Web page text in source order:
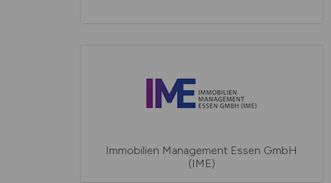
Immobilien Management Essen GmbH
(IME)